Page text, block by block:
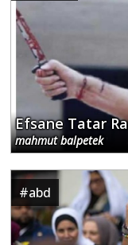
Efsane Tatar
mahmut balpetek
#abd